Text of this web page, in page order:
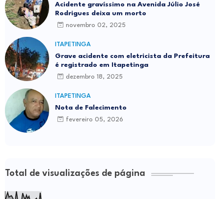
Acidente gravíssimo na Avenida Júlio José
Rodrigues deixa um morto
novembro 02, 2025
ITAPETINGA
Grave acidente com eletricista da Prefeitura
é registrado em Itapetinga
dezembro 18, 2025
ITAPETINGA
Nota de Falecimento
fevereiro 05, 2026
Total de visualizações de página